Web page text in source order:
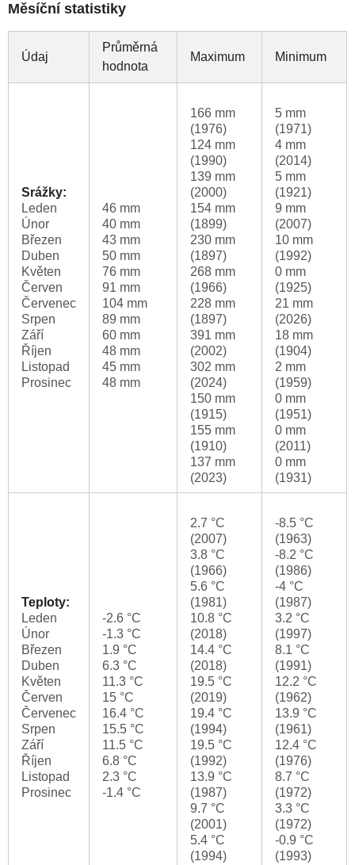
Měsíční statistiky
Údaj
Průměrná
hodnota
Maximum Minimum
Srážky:
Leden
Únor
Březen
Duben
Květen
Červen
Červenec
Srpen
Září
Říjen
Listopad
Prosinec
46 mm
40 mm
43 mm
50 mm
76 mm
91 mm
104 mm
89 mm
60 mm
48 mm
45 mm
48 mm
166 mm
(1976)
124 mm
(1990)
139 mm
(2000)
154 mm
(1899)
230 mm
(1897)
268 mm
(1966)
228 mm
(1897)
391 mm
(2002)
302 mm
(2024)
150 mm
(1915)
155 mm
(1910)
137 mm
(2023)
5 mm
(1971)
4 mm
(2014)
5 mm
(1921)
9 mm
(2007)
10 mm
(1992)
0 mm
(1925)
21 mm
(2026)
18 mm
(1904)
2 mm
(1959)
0 mm
(1951)
0 mm
(2011)
0 mm
(1931)
Teploty:
Leden
Únor
Březen
Duben
Květen
Červen
Červenec
Srpen
Září
Říjen
Listopad
Prosinec
-2.6 °C
-1.3 °C
1.9 °C
6.3 °C
11.3 °C
15 °C
16.4 °C
15.5 °C
11.5 °C
6.8 °C
2.3 °C
-1.4 °C
2.7 °C
(2007)
3.8 °C
(1966)
5.6 °C
(1981)
10.8 °C
(2018)
14.4 °C
(2018)
19.5 °C
(2019)
19.4 °C
(1994)
19.5 °C
(1992)
13.9 °C
(1987)
9.7 °C
(2001)
5.4 °C
(1994)
-8.5 °C
(1963)
-8.2 °C
(1986)
-4 °C
(1987)
3.2 °C
(1997)
8.1 °C
(1991)
12.2 °C
(1962)
13.9 °C
(1961)
12.4 °C
(1976)
8.7 °C
(1972)
3.3 °C
(1972)
-0.9 °C
(1993)